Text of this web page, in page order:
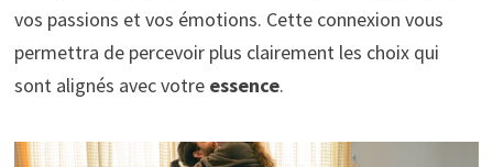
vos passions et vos émotions. Cette connexion vous
permettra de percevoir plus clairement les choix qui
sont alignés avec votre essence.